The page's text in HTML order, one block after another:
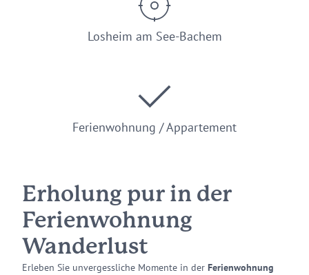
Losheim am See-Bachem
Ferienwohnung / Appartement
Erholung pur in der
Ferienwohnung
Wanderlust
Erleben Sie unvergessliche Momente in der Ferienwohnung